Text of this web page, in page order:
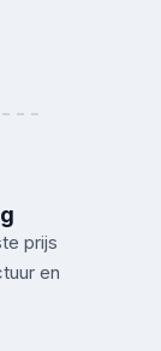
prijs
en